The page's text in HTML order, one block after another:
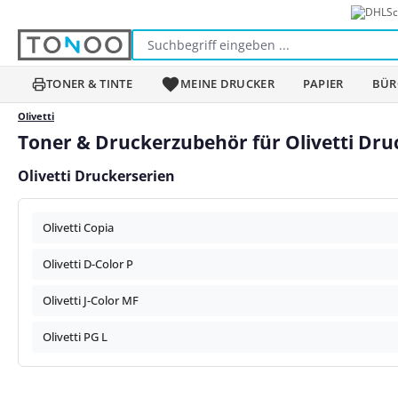
TONER & TINTE MEINE DRUCKER PAPIER
Olivetti
Toner & Druckerzubehör für Olivetti
Olivetti Druckerserien
Olivetti Copia
Olivetti D-Color P
Olivetti J-Color MF
Olivetti PG L